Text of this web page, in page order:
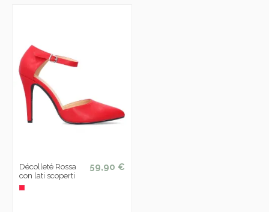
Décolleté Rossa
con lati scoperti
59,90 €